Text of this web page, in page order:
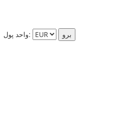
واحد پول: